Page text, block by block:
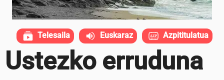
Ustezko erruduna
Telesaila Euskaraz Azpititulatua